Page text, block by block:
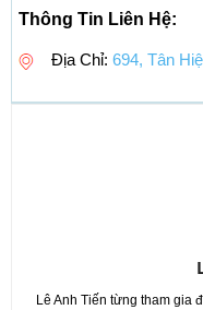
Thông Tin Liên Hệ:
Địa Chỉ: 694, Tân
Lê Anh Tiến từng tham gia